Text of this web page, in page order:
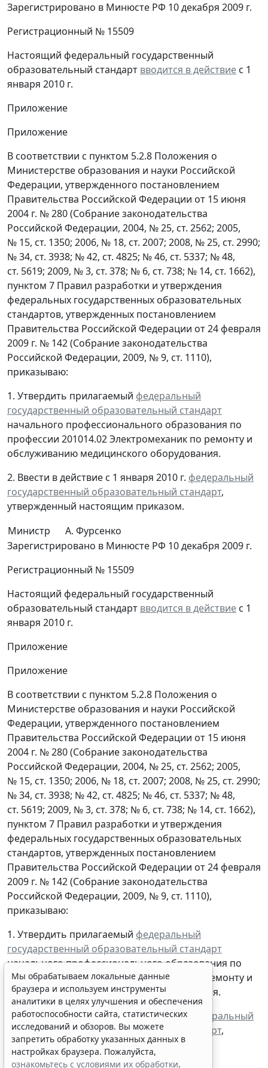
Зарегистрировано в Минюсте РФ 10 декабря 2009 г.
Регистрационный № 15509
Настоящий федеральный государственный
образовательный стандарт вводится в действие с 1
января 2010 г.
Приложение
Приложение
В соответствии с пунктом 5.2.8 Положения о
Министерстве образования и науки Российской
Федерации, утвержденного постановлением
Правительства Российской Федерации от 15 июня
2004 г. № 280 (Собрание законодательства
Российской Федерации, 2004, № 25, ст. 2562; 2005,
№ 15, ст. 1350; 2006, № 18, ст. 2007; 2008, № 25, ст. 2990;
№ 34, ст. 3938; № 42, ст. 4825; № 46, ст. 5337; № 48,
ст. 5619; 2009, № 3, ст. 378; № 6, ст. 738; № 14, ст. 1662),
пунктом 7 Правил разработки и утверждения
федеральных государственных образовательных
стандартов, утвержденных постановлением
Правительства Российской Федерации от 24 февраля
2009 г. № 142 (Собрание законодательства
Российской Федерации, 2009, № 9, ст. 1110),
приказываю:
1. Утвердить прилагаемый федеральный
государственный образовательный стандарт
начального профессионального образования по
профессии 201014.02 Электромеханик по ремонту и
обслуживанию медицинского оборудования.
2. Ввести в действие с 1 января 2010 г. федеральный
государственный образовательный стандарт,
утвержденный настоящим приказом.
Министр
А. Фурсенко
Зарегистрировано в Минюсте РФ 10 декабря 2009 г.
Регистрационный № 15509
Настоящий федеральный государственный
образовательный стандарт вводится в действие с 1
января 2010 г.
Приложение
Приложение
В соответствии с пунктом 5.2.8 Положения о
Министерстве образования и науки Российской
Федерации, утвержденного постановлением
Правительства Российской Федерации от 15 июня
2004 г. № 280 (Собрание законодательства
Российской Федерации, 2004, № 25, ст. 2562; 2005,
№ 15, ст. 1350; 2006, № 18, ст. 2007; 2008, № 25, ст. 2990;
№ 34, ст. 3938; № 42, ст. 4825; № 46, ст. 5337; № 48,
ст. 5619; 2009, № 3, ст. 378; № 6, ст. 738; № 14, ст. 1662),
пунктом 7 Правил разработки и утверждения
федеральных государственных образовательных
стандартов, утвержденных постановлением
Правительства Российской Федерации от 24 февраля
2009 г. № 142 (Собрание законодательства
Российской Федерации, 2009, № 9, ст. 1110),
приказываю:
1. Утвердить прилагаемый федеральный
государственный образовательный стандарт
начального профессионального образования по
профессии 201014.02 Электромеханик по ремонту и
обслуживанию медицинского оборудования.
2. Ввести в действие с 1 января 2010 г. федеральный
государственный образовательный стандарт,
утвержденный настоящим приказом.
браузера и используем инструменты
аналитики в целях улучшения и обеспечения
работоспособности сайта, статистических
исследований и обзоров. Вы можете
запретить обработку указанных данных в
настройках браузера. Пожалуйста,
ознакомьтесь с условиями их обработки.
Принять